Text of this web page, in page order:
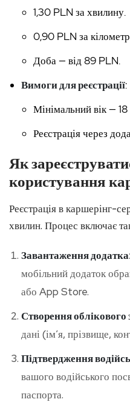
1,30 PLN за хвилину.
0,90 PLN за
Доба — від 89 PLN.
Вимоги для реєстрації:
Мінімальний вік — 18
Реєстрація через
Як
користування
Реєстрація в каршерінг-
хвилин. Процес включає
Завантаження додатка
мобільний додаток
або App Store.
Створення облікового
дані (ім’я, прізвище,
Підтвердження
вашого водійського
паспорта.